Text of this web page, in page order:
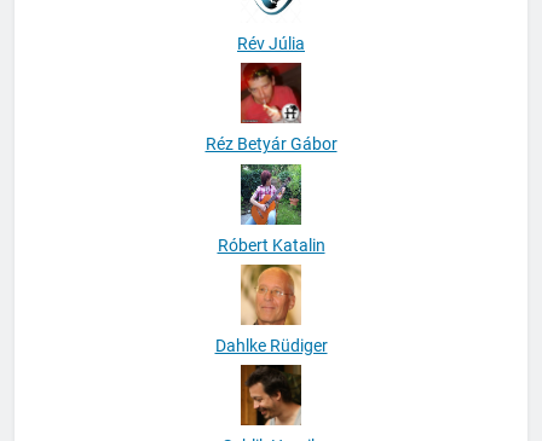
Rév Júlia
Réz Betyár Gábor
Róbert Katalin
Dahlke Rüdiger